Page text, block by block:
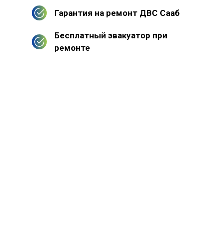
Гарантия на ремонт ДВС Сааб
Бесплатный эвакуатор при
ремонте